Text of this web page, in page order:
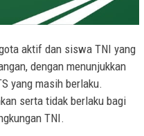
aktif dan siswa TNI yang
dengan menunjukkan
yang masih berlaku.
serta tidak berlaku bagi
TNI.